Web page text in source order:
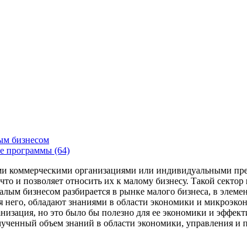
бизнесом
программы (64)
коммерческими организациями или индивидуальными
и позволяет относить их к малому бизнесу. Такой
бизнесом разбирается в рынке малого бизнеса, в
него, обладают знаниями в области экономики и
но это было бы полезно для ее экономики и
объем знаний в области экономики, управления и